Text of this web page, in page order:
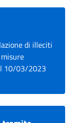
di illeciti
10/03/2023